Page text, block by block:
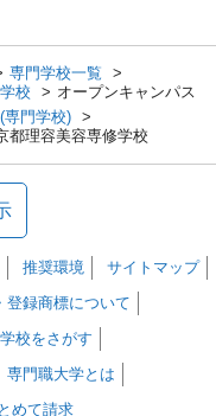
専門学校一覧
校
オープンキャンパス
専門学校)
都理容美容専修学校
推奨環境
サイトマップ
登録商標について
校をさがす
専門職大学とは
めて請求